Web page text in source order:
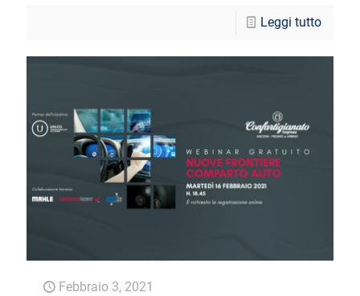
Leggi tutto
Febbraio 3, 2021